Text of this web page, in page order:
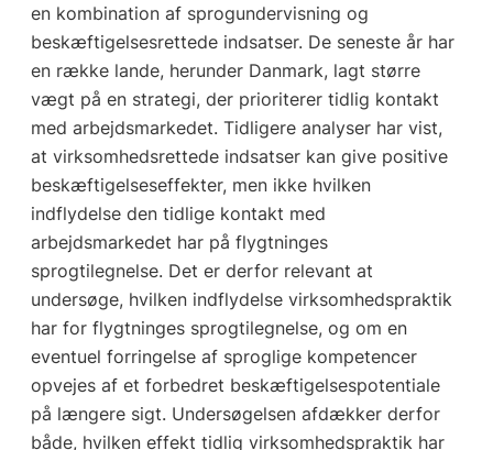
en kombination af sprogundervisning og
beskæftigelsesrettede indsatser. De seneste år har
en række lande, herunder Danmark, lagt større
vægt på en strategi, der prioriterer tidlig kontakt
med arbejdsmarkedet. Tidligere analyser har vist,
at virksomhedsrettede indsatser kan give positive
beskæftigelseseffekter, men ikke hvilken
indflydelse den tidlige kontakt med
arbejdsmarkedet har på flygtninges
sprogtilegnelse. Det er derfor relevant at
undersøge, hvilken indflydelse virksomhedspraktik
har for flygtninges sprogtilegnelse, og om en
eventuel forringelse af sproglige kompetencer
opvejes af et forbedret beskæftigelsespotentiale
på længere sigt. Undersøgelsen afdækker derfor
både, hvilken effekt tidlig virksomhedspraktik har